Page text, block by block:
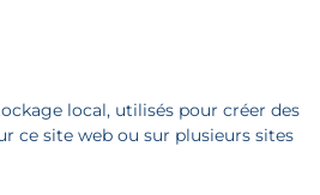
local, utilisés pour créer des
ce site web ou sur plusieurs sites